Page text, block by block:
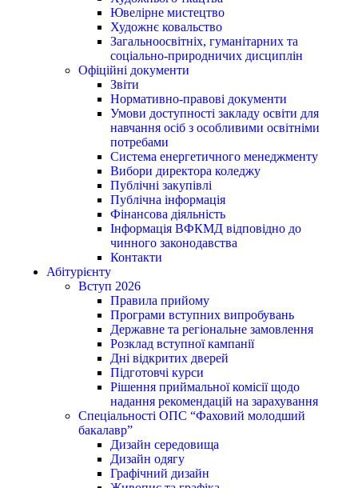
Ювелірне мистецтво
Художнє ковальство
Загальноосвітніх, гуманітарних та
соціально-природничих дисциплін
Офіційні документи
Звіти
Нормативно-правові документи
Умови доступності закладу освіти для
навчання осіб з особливими освітніми
потребами
Система енергетичного менеджменту
Вибори директора коледжу
Публічні закупівлі
Публічна інформація
Фінансова діяльність
Інформація ВФКМД відповідно до
чинного законодавства
Контакти
Абітурієнту
Вступ 2026
Правила прийому
Програми вступних випробувань
Державне та регіональне замовлення
Розклад вступної кампанії
Дні відкритих дверей
Підготовчі курси
Рішення приймальної комісії щодо
надання рекомендацій на зарахування
Спеціальності ОПС “Фаховий молодший
бакалавр”
Дизайн середовища
Дизайн одягу
Графічний дизайн